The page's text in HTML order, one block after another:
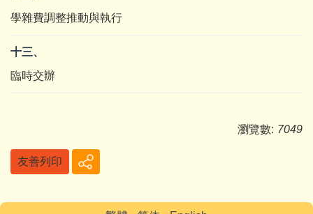
學雜費調整推動與執行
十三、
臨時交辦
瀏覽數: 7049
友善列印